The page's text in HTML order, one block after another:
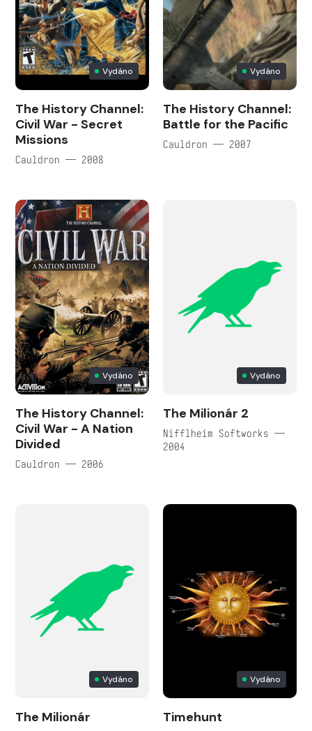
Vydáno
The History Channel:
Civil War - Secret
Missions
Cauldron — 2008
Vydáno
The History Channel:
Battle for the Pacific
Cauldron — 2007
Vydáno
The History Channel:
Civil War - A Nation
Divided
Cauldron — 2006
Vydáno
The Milionár 2
Nifflheim Softworks —
2004
Vydáno
The Milionár
Vydáno
Timehunt